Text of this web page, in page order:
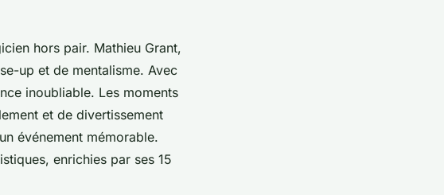
hors pair. Mathieu Grant,
up et de mentalisme. Avec
inoubliable. Les moments
et de divertissement
événement mémorable.
enrichies par ses 15